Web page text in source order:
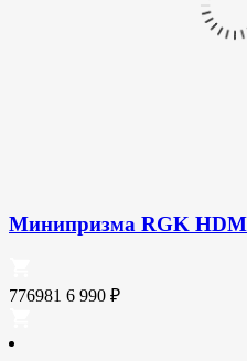
Минипризма RGK
776981 6 990 ₽